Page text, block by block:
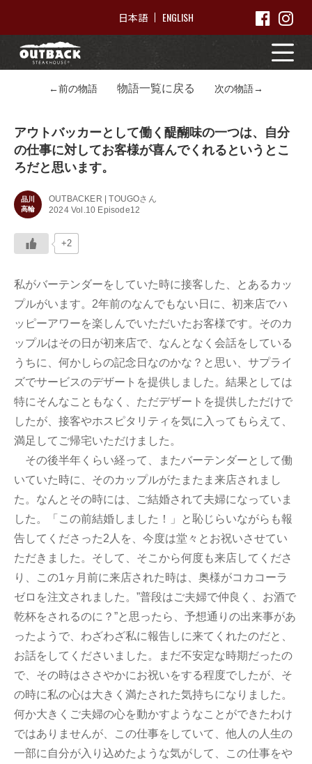
日本語 ENGLISH
←前の物語 物語一覧に戻る 次の物語→
アウトバッカーとして働く醍醐味の一つは、自分
の仕事に対してお客様が喜んでくれるというとこ
ろだと思います。
品川
高輪
OUTBACKER | TOUGOさん
2024 Vol.10 Episode12
+2
私がバーテンダーをしていた時に接客した、とあるカッ
プルがいます。2年前のなんでもない日に、初来店でハ
ッピーアワーを楽しんでいただいたお客様です。そのカ
ップルはその日が初来店で、なんとなく会話をしている
うちに、何かしらの記念日なのかな？と思い、サプライ
ズでサービスのデザートを提供しました。結果としては
特にそんなこともなく、ただデザートを提供しただけで
したが、接客やホスピタリティを気に入ってもらえて、
満足してご帰宅いただけました。
その後半年くらい経って、またバーテンダーとして働
いていた時に、そのカップルがたまたま来店されまし
た。なんとその時には、ご結婚されて夫婦になっていま
した。「この前結婚しました！」と恥じらいながらも報
告してくださった2人を、今度は堂々とお祝いさせてい
ただきました。そして、そこから何度も来店してくださ
り、この1ヶ月前に来店された時は、奥様がコカコーラ
ゼロを注文されました。”普段はご夫婦で仲良く、お酒で
乾杯をされるのに？”と思ったら、予想通りの出来事があ
ったようで、わざわざ私に報告しに来てくれたのだと、
お話をしてくださいました。まだ不安定な時期だったの
で、その時はささやかにお祝いをする程度でしたが、そ
の時に私の心は大きく満たされた気持ちになりました。
何か大きくご夫婦の心を動かすようなことができたわけ
ではありませんが、この仕事をしていて、他人の人生の
一部に自分が入り込めたような気がして、この仕事をや